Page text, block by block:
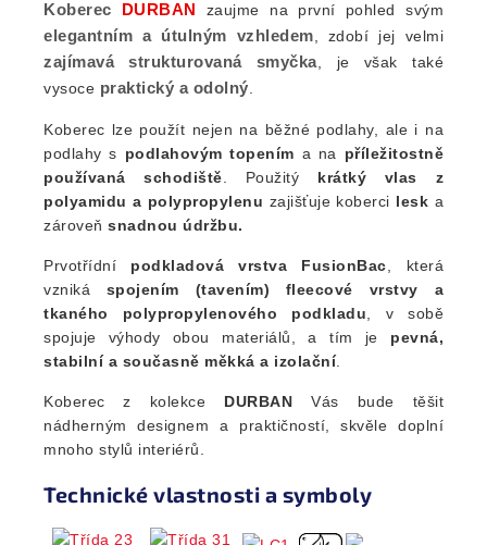
Koberec DURBAN zaujme na první pohled svým
elegantním a útulným vzhledem, zdobí jej velmi
zajímavá strukturovaná smyčka, je však také
vysoce praktický a odolný.
Koberec lze použít nejen na běžné podlahy, ale i na
podlahy s podlahovým topením a na příležitostně
používaná schodiště. Použitý krátký vlas z
polyamidu a polypropylenu zajišťuje koberci lesk a
zároveň snadnou údržbu.
Prvotřídní podkladová vrstva FusionBac, která
vzniká spojením (tavením) fleecové vrstvy a
tkaného polypropylenového podkladu, v sobě
spojuje výhody obou materiálů, a tím je pevná,
stabilní a současně měkká a izolační.
Koberec z kolekce DURBAN Vás bude těšit
nádherným designem a praktičností, skvěle doplní
mnoho stylů interiérů.
Technické vlastnosti a symboly